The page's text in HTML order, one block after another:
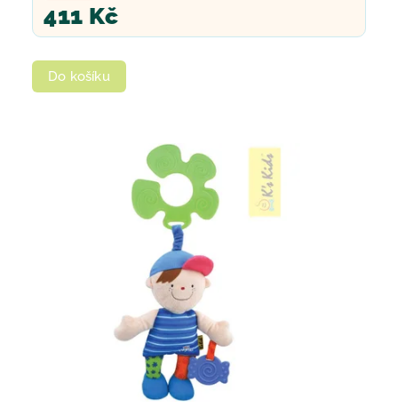
411 Kč
Do košíku